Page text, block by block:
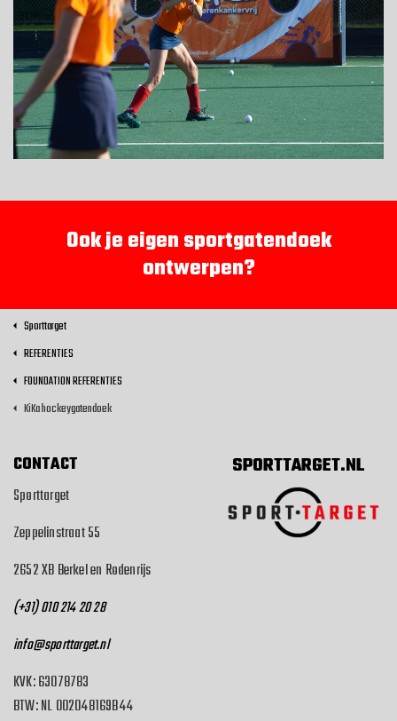
BESTELLEN
WEBSHOP
CONTACT
NederlandsOok je eigen sportgatendoek
ontwerpen?
Sporttarget
REFERENTIES
FOUNDATION REFERENTIES
KiKa hockeygatendoek
CONTACT
Sporttarget
Zeppelinstraat 55
2652 XB Berkel en Rodenrijs
(+31) 010 214 20 28
info@sporttarget.nl
KVK: 63078783
BTW: NL 002048169B44
SPORTTARGET.NL